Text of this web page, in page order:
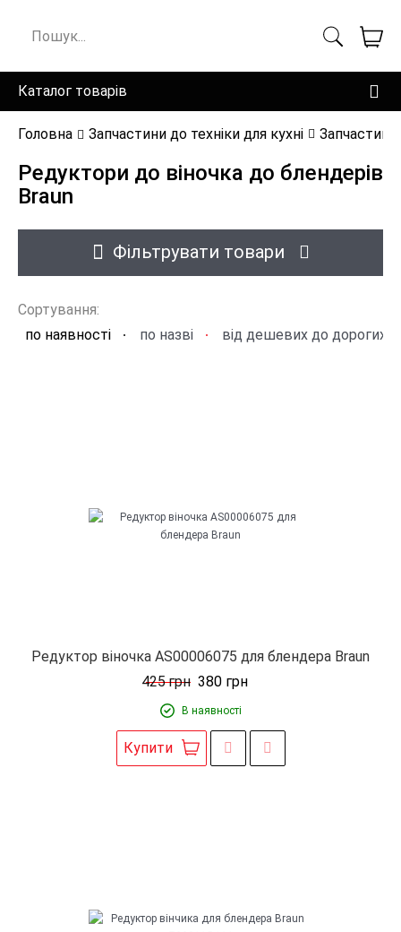
Каталог товарів
Головна Запчастини до техніки для кухні
Редуктори до віночка до блендерів
Braun
Фільтрувати товари
Сортування:
по наявності
по назві від дешевих до дорогих
Редуктор віночка AS00006075 для блендера Braun
425грн 380 грн
В наявності
Купити